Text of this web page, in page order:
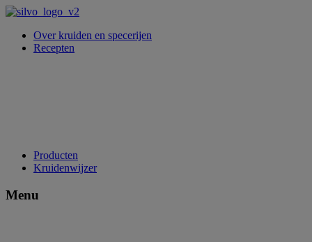
Over kruiden en specerijen
Recepten
Producten
Kruidenwijzer
Menu